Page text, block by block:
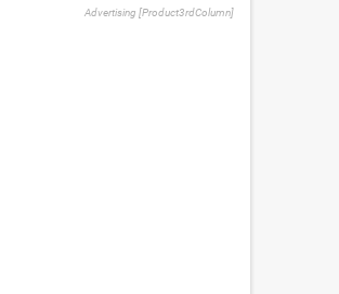
Advertising [Product3rdColumn]